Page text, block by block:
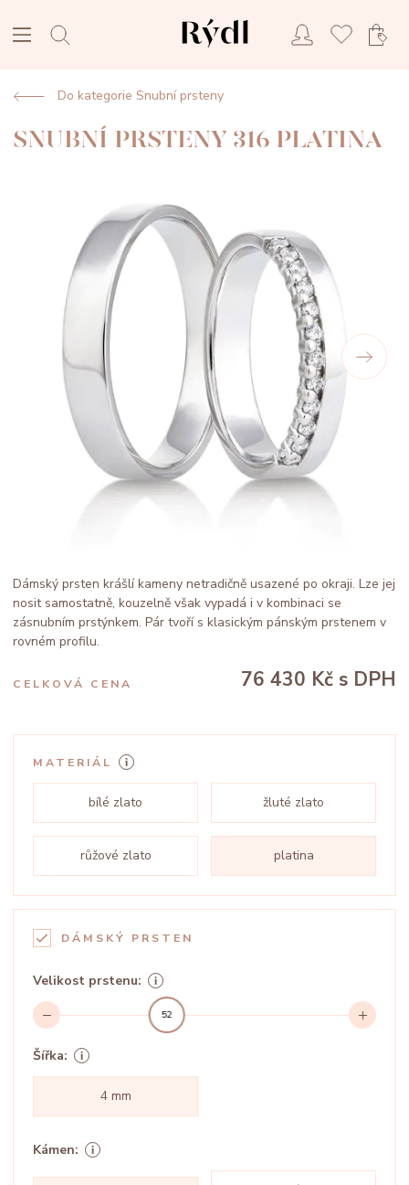
Do kategorie Snubní prsteny
SNUBNÍ PRSTENY 316 PLATINA
Dámský prsten krášlí kameny netradičně usazené po okraji. Lze jej
nosit samostatně, kouzelně však vypadá i v kombinaci se
zásnubním prstýnkem. Pár tvoří s klasickým pánským prstenem v
rovném profilu.
CELKOVÁ CENA 76 430 Kč s DPH
MATERIÁL
bílé zlato žluté zlato
růžové zlato platina
DÁMSKÝ PRSTEN
Velikost prstenu:
52
Šířka:
4 mm
Kámen: